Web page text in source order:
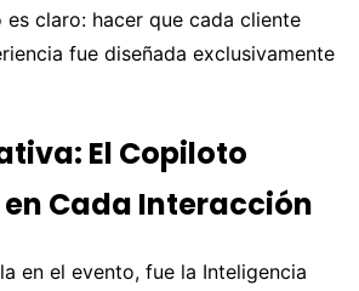
es claro: hacer que cada cliente
fue diseñada exclusivamente
El Copiloto
Cada Interacción
en el evento, fue la Inteligencia